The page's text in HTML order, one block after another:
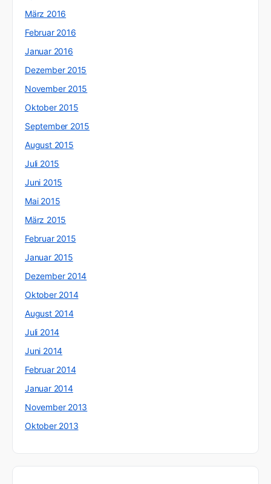
März 2016
Februar 2016
Januar 2016
Dezember 2015
November 2015
Oktober 2015
September 2015
August 2015
Juli 2015
Juni 2015
Mai 2015
März 2015
Februar 2015
Januar 2015
Dezember 2014
Oktober 2014
August 2014
Juli 2014
Juni 2014
Februar 2014
Januar 2014
November 2013
Oktober 2013